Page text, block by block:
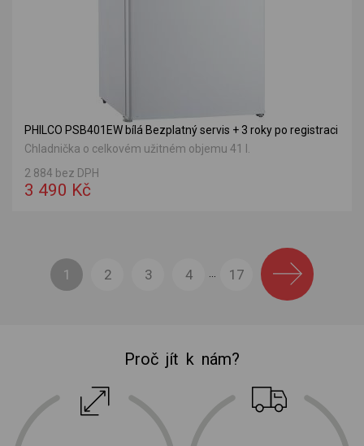
PHILCO PSB401EW bílá Bezplatný servis + 3 roky po registraci
Chladnička o celkovém užitném objemu 41 l.
2 884 bez DPH
3 490 Kč
1 2 3 4 ... 17
Proč jít k nám?